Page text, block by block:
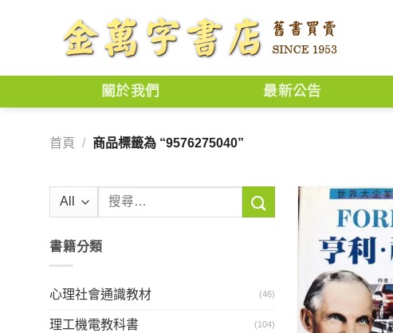
關於我們 最新公告
首頁 / 商品標籤為 “9576275040”
搜
鍵
書籍分類
心理社會通識教材 (46)
理工機電教科書 (104)